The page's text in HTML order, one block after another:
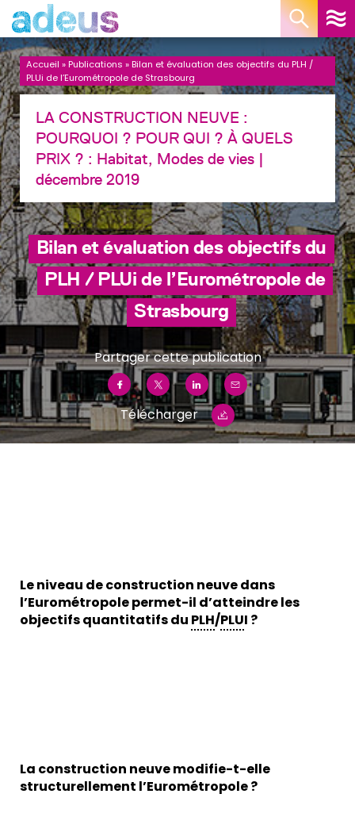
Accueil »Publications »Bilan et évaluation des objectifs du PLH /
PLUi de l’Eurométropole de Strasbourg
LA CONSTRUCTION NEUVE :
POURQUOI ? POUR QUI ? À QUELS
PRIX ? : Habitat, Modes de vies |
décembre 2019
Bilan et évaluation des objectifs du
PLH / PLUi de l’Eurométropole de
Strasbourg
Partager cette publication
Télécharger
Le niveau de construction neuve dans
l’Eurométropole permet-il d’atteindre les
objectifs quantitatifs du PLH/PLUI ?
La construction neuve modifie-t-elle
structurellement l’Eurométropole ?
Panneau de gestion des cookies